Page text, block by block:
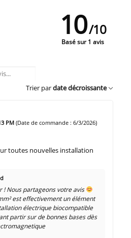
10/10
Basé sur 1 avis
Trier pardate décroissante
PM(Date de commande : 6/3/2026)
toutes nouvelles installation
! Nous partageons votre avis
est effectivement un élément
électrique biocompatible
partir sur de bonnes bases dès